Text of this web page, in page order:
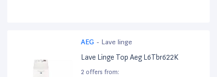
AEG - Lave linge
Lave Linge Top Aeg L6Tbr622K
2 offers from: